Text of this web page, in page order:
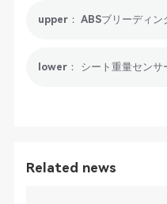
Related news